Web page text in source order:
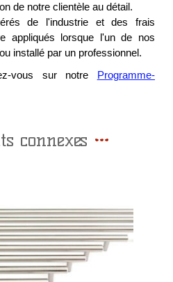
de notre clientèle au détail.
de l'industrie et des frais
appliqués lorsque l'un de nos
installé par un professionnel.
vous sur notre
Programme-
connexes